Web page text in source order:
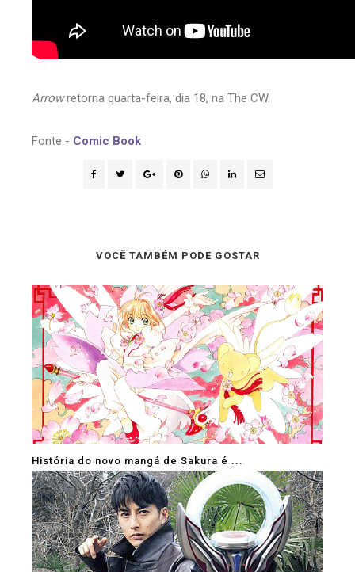
Arrowretorna quarta-feira, dia 18, na The CW.
Fonte - Comic Book
VOCÊ TAMBÉM PODE GOSTAR
História do novo mangá de Sakura é ...